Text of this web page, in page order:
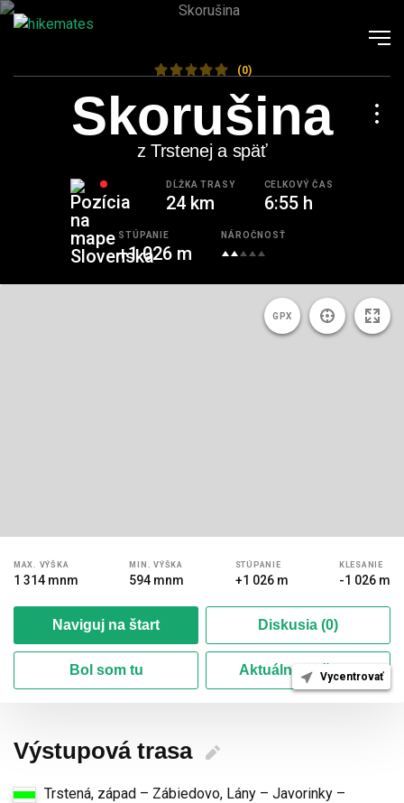
(0)
Skorušina
z Trstenej a späť
DĹŽKA TRASY
24 km
CELKOVÝ ČAS
6:55 h
STÚPANIE
+1 026 m
NÁROČNOSŤ
GPX
Vycentrovať
MAX. VÝŠKA
1 314 mnm
MIN.VÝŠKA
594 mnm
STÚPANIE
+1 026 m
KLESANIE
-1 026 m
Naviguj na štart Diskusia (0)
Bol som tu Aktuálne počasie
Výstupová trasa
Trstená, západ – Zábiedovo, Lány – Javorinky –